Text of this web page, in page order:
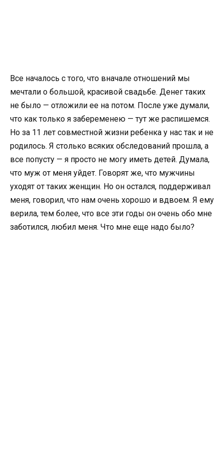
Все началось с того, что вначале отношений мы
мечтали о большой, красивой свадьбе. Денег таких
не было — отложили ее на потом. После уже думали,
что как только я забеременею — тут же распишемся.
Но за 11 лет совместной жизни ребенка у нас так и не
родилось. Я столько всяких обследований прошла, а
все попусту — я просто не могу иметь детей. Думала,
что муж от меня уйдет. Говорят же, что мужчины
уходят от таких женщин. Но он остался, поддерживал
меня, говорил, что нам очень хорошо и вдвоем. Я ему
верила, тем более, что все эти годы он очень обо мне
заботился, любил меня. Что мне еще надо было?